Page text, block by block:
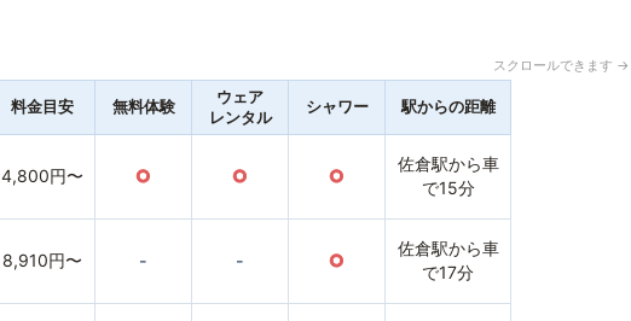
スクロールできます →
料金目安 無料体験
ウェア
レンタル
シャワー 駅からの距離
4,800円〜 ○ ○ ○
佐倉駅から車
で15分
8,910円〜 - - ○
佐倉駅から車
で17分